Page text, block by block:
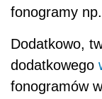
fonogramy
Dodatkowo,
dodatkowego
fonogramów